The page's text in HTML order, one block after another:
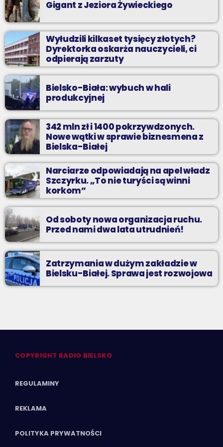
Gigant z Jeziora Żywieckiego
Wyłudzili kilkaset tysięcy złotych?
Dyrektorka oskarża nauczycieli, ci
odpierają zarzuty
Bielsko-Biała: wybuch w hali
produkcyjnej
342 mln zł i 1400 pokrzywdzonych.
Nowe wątki w sprawie biznesmena z
Bielska-Białej
Narciarze odpowiadają na apel władz
Szczyrku. „To nie turyści są winni
korkom”
Od soboty nowa organizacja ruchu.
Przed nami dwa lata utrudnień!
Zatrzymania w dużym zakładzie w
Bielsku-Białej. Sprawa jest rozwojowa
COPYRIGHT RADIO BIELSKO
REGULAMINY
REKLAMA
POLITYKA PRYWATNOŚCI